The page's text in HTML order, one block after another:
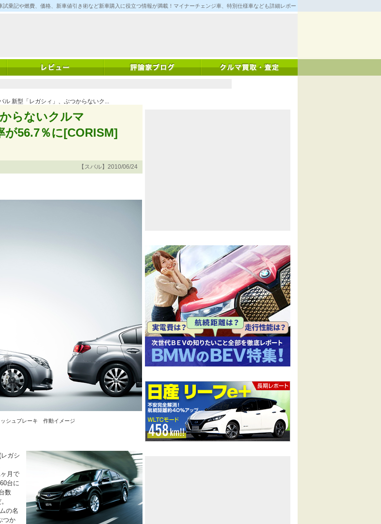
乗記や燃費、価格、新車値引き術など新車購入に役立つ情報が満載！マイナーチェンジ車、特別仕様車なども詳細レポート！
ル 新型「レガシィ」、ぶつからないク...
らないクルマ
が56.7％に[CORISM]
【スバル】2010/06/24
シュブレーキ 作動イメージ
ガシ
月で
台に
数
の名
つか